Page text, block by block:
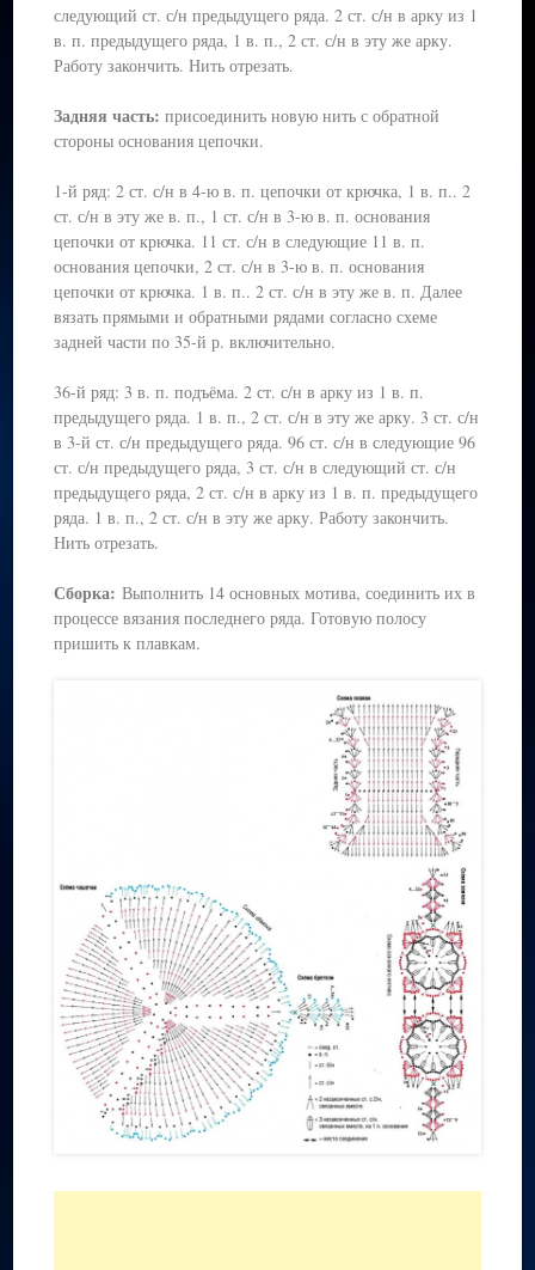
следующий ст. с/н предыдущего ряда. 2 ст. с/н в арку из 1
в. п. предыдущего ряда, 1 в. п., 2 ст. с/н в эту же арку.
Работу закончить. Нить отрезать.
Задняя часть: присоединить новую нить с обратной
стороны основания цепочки.
1-й ряд: 2 ст. с/н в 4-ю в. п. цепочки от крючка, 1 в. п.. 2
ст. с/н в эту же в. п., 1 ст. с/н в 3-ю в. п. основания
цепочки от крючка. 11 ст. с/н в следующие 11 в. п.
основания цепочки, 2 ст. с/н в 3-ю в. п. основания
цепочки от крючка. 1 в. п.. 2 ст. с/н в эту же в. п. Далее
вязать прямыми и обратными рядами согласно схеме
задней части по 35-й р. включительно.
36-й ряд: 3 в. п. подъёма. 2 ст. с/н в арку из 1 в. п.
предыдущего ряда. 1 в. п., 2 ст. с/н в эту же арку. 3 ст. с/н
в 3-й ст. с/н предыдущего ряда. 96 ст. с/н в следующие 96
ст. с/н предыдущего ряда, 3 ст. с/н в следующий ст. с/н
предыдущего ряда, 2 ст. с/н в арку из 1 в. п. предыдущего
ряда. 1 в. п., 2 ст. с/н в эту же арку. Работу закончить.
Нить отрезать.
Сборка: Выполнить 14 основных мотива, соединить их в
процессе вязания последнего ряда. Готовую полосу
пришить к плавкам.